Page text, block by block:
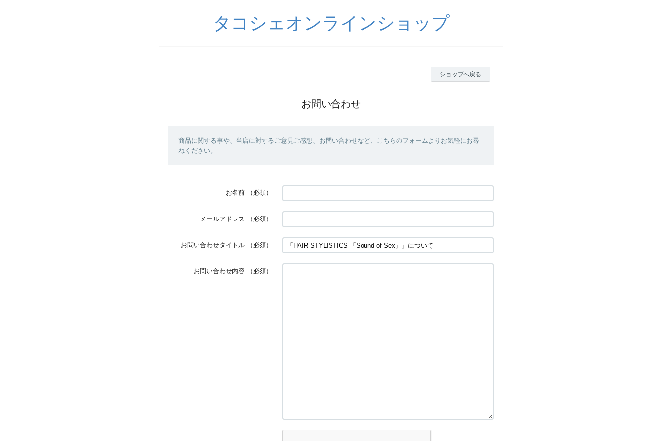
タコシェオンラインショップ
ショップへ戻る
お問い合わせ
商品に関する事や、当店に対するご意見ご感想、お問い合わせなど、こちらのフォームよりお気軽にお尋
ねください。
お名前 （必須）
メールアドレス （必須）
お問い合わせタイトル （必須）
お問い合わせ内容 （必須）